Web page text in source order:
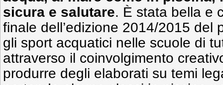
sicura e salutare. È stata bella e
finale dell’edizione 2014/2015 del
gli sport acquatici nelle scuole di
attraverso il coinvolgimento
produrre degli elaborati su temi